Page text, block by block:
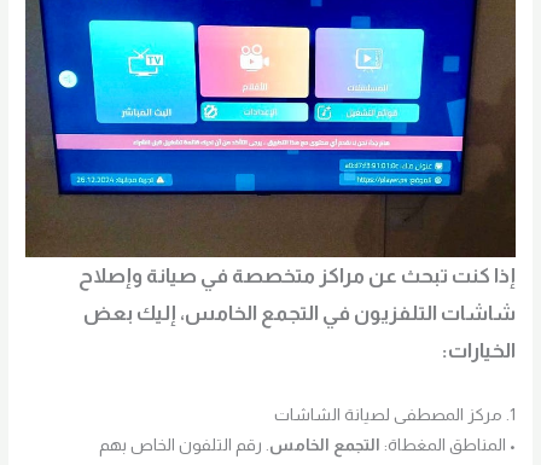
إذا كنت تبحث عن مراكز متخصصة في صيانة وإصلاح
شاشات التلفزيون في التجمع الخامس، إليك بعض
الخيارات:
1. مركز المصطفى لصيانة الشاشات
• المناطق المغطاة: التجمع الخامس. رقم التلفون الخاص بهم